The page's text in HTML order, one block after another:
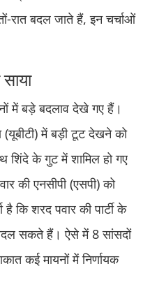
रात बदल जाते हैं, इन चर्चाओं
में बड़े बदलाव देखे गए हैं।
में बड़ी टूट देखने को
शिंदे के गुट में शामिल हो गए
की एनसीपी (एसपी) को
कि शरद पवार की पार्टी के
सकते हैं। ऐसे में 8 सांसदों
कई मायनों में निर्णायक